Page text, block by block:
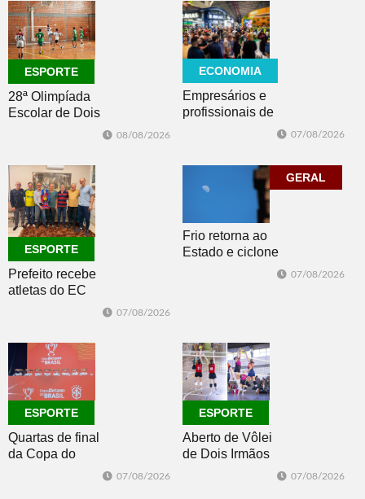
ESPORTE
28ª Olimpíada
Escolar de Dois
08/08/2026
ECONOMIA
Empresários e
profissionais de
07/08/2026
ESPORTE
Prefeito recebe
atletas do EC
Master 65+
07/08/2026
GERAL
Frio retorna ao
Estado e ciclone
07/08/2026
ESPORTE
Quartas de final
da Copa do
Brasil 2026: veja
07/08/2026
ESPORTE
Aberto de Vôlei
de Dois Irmãos
07/08/2026